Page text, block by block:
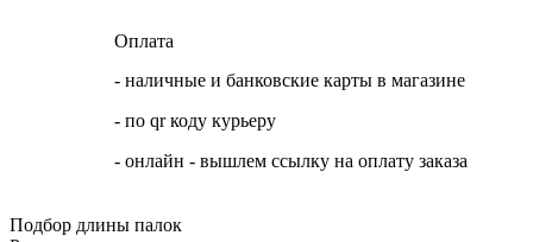
Оплата
- наличные и банковские карты в магазине
- по qr коду курьеру
- онлайн - вышлем ссылку на оплату заказа
Подбор длины палок